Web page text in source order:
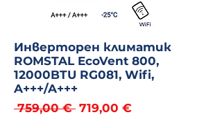
Инверторен климатик
ROMSTAL EcoVent 800,
12000BTU RG081, Wifi,
A+++/A+++
759,00 € Редовна
719,00 €Продажна